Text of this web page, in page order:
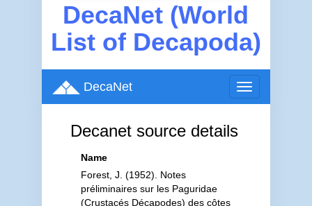
DecaNet (World
List of Decapoda)
Toggle
navigation
DecaNet
Decanet source details
Name
Forest, J. (1952). Notes
préliminaires sur les Paguridae
(Crustacés Décapodes) des côtes